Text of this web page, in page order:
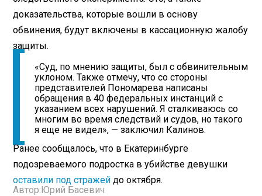
доказательства, которые вошли в основу
обвинения, будут включены в кассационную жалобу
защиты.
«Суд, по мнению защиты, был с обвинительным
уклоном. Также отмечу, что со стороны
представителей Пономарева написаны
обращения в 40 федеральных инстанций с
указанием всех нарушений. Я сталкиваюсь со
многим во время следствий и судов, но такого
я еще не видел», — заключил Калинов.
Ранее сообщалось, что в Екатеринбурге
подозреваемого подростка в убийстве девушки
оставили под стражей до октября.
Автор:Юрий Басевич